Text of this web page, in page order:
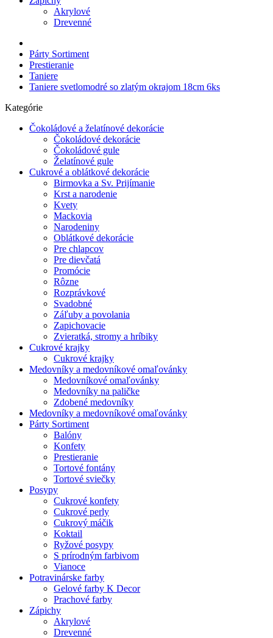
Akrylové
Drevenné
Párty Sortiment
Prestieranie
Taniere
Taniere svetlomodré so zlatým okrajom 18cm 6ks
Kategórie
Čokoládové a želatínové dekorácie
Čokoládové dekorácie
Čokoládové gule
Želatínové gule
Cukrové a oblátkové dekorácie
Birmovka a Sv. Prijímanie
Krst a narodenie
Kvety
Mackovia
Narodeniny
Oblátkové dekorácie
Pre chlapcov
Pre dievčatá
Promócie
Rôzne
Rozprávkové
Svadobné
Záľuby a povolania
Zapichovacie
Zvieratká, stromy a hríbiky
Cukrové krajky
Cukrové krajky
Medovníky a medovníkové omaľovánky
Medovníkové omaľovánky
Medovníky na paličke
Zdobené medovníky
Medovníky a medovníkové omaľovánky
Párty Sortiment
Balóny
Konfety
Prestieranie
Tortové fontány
Tortové sviečky
Posypy
Cukrové konfety
Cukrové perly
Cukrový máčik
Koktail
Ryžové posypy
S prírodným farbivom
Vianoce
Potravinárske farby
Gelové farby K Decor
Prachové farby
Zápichy
Akrylové
Drevenné